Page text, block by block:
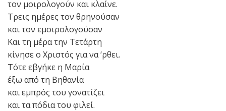
τον μοιρολογούν και κλαίνε.
Τρεις ημέρες τον θρηνούσαν
και τον εμοιρολογούσαν
Και τη μέρα την Τετάρτη
κίνησε ο Χριστός για να ‘ρθει.
Τότε εβγήκε η Μαρία
έξω από τη Βηθανία
και εμπρός του γονατίζει
και τα πόδια του φιλεί.